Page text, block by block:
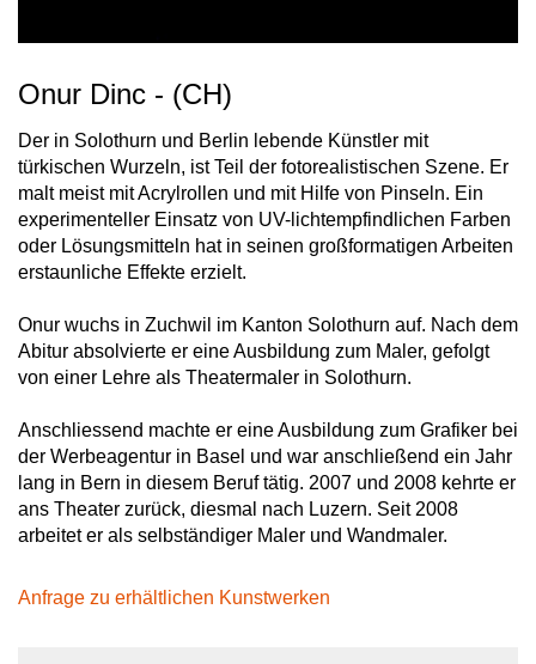
Onur Dinc - (CH)
Der in Solothurn und Berlin lebende Künstler mit
türkischen Wurzeln, ist Teil der fotorealistischen Szene. Er
malt meist mit Acrylrollen und mit Hilfe von Pinseln. Ein
experimenteller Einsatz von UV-lichtempfindlichen Farben
oder Lösungsmitteln hat in seinen großformatigen Arbeiten
erstaunliche Effekte erzielt.
Onur wuchs in Zuchwil im Kanton Solothurn auf. Nach dem
Abitur absolvierte er eine Ausbildung zum Maler, gefolgt
von einer Lehre als Theatermaler in Solothurn.
Anschliessend machte er eine Ausbildung zum Grafiker bei
der Werbeagentur in Basel und war anschließend ein Jahr
lang in Bern in diesem Beruf tätig. 2007 und 2008 kehrte er
ans Theater zurück, diesmal nach Luzern. Seit 2008
arbeitet er als selbständiger Maler und Wandmaler.
Anfrage zu erhältlichen Kunstwerken